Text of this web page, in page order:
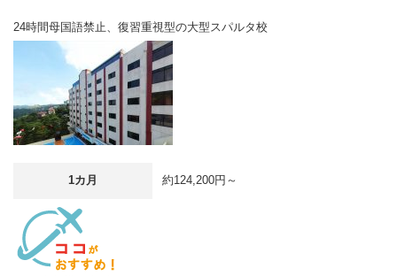
24時間母国語禁止、復習重視型の大型スパルタ校
1カ月 約124,200円～